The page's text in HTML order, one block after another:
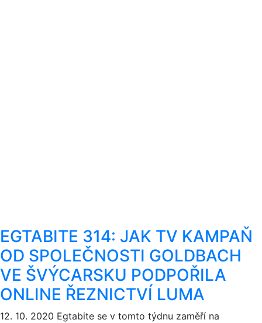
EGTABITE 314: JAK TV KAMPAŇ
OD SPOLEČNOSTI GOLDBACH
VE ŠVÝCARSKU PODPOŘILA
ONLINE ŘEZNICTVÍ LUMA
12. 10. 2020 Egtabite se v tomto týdnu zaměří na